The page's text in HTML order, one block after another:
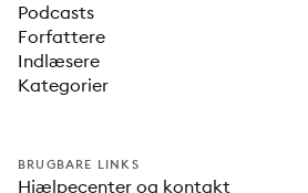
Podcasts
Forfattere
Indlæsere
Kategorier
BRUGBARE LINKS
Hjælpecenter og kontakt